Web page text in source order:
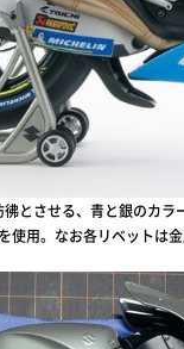
とさせる、青と銀のカ
使用。なお各リベットは